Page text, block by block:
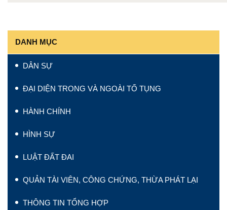
DANH MỤC
DÂN SỰ
ĐẠI DIỆN TRONG VÀ NGOÀI TỐ TỤNG
HÀNH CHÍNH
HÌNH SỰ
LUẬT ĐẤT ĐAI
QUẢN TÀI VIÊN, CÔNG CHỨNG, THỪA PHÁT LẠI
THÔNG TIN TỔNG HỢP